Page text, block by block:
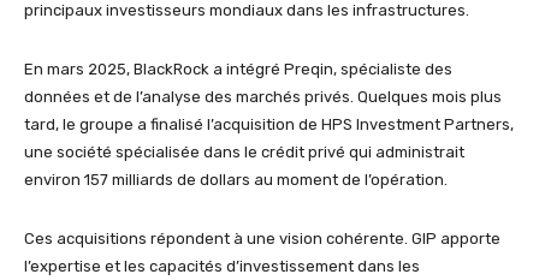
principaux investisseurs mondiaux dans les infrastructures.
En mars 2025, BlackRock a intégré Preqin, spécialiste des
données et de l’analyse des marchés privés. Quelques mois plus
tard, le groupe a finalisé l’acquisition de HPS Investment Partners,
une société spécialisée dans le crédit privé qui administrait
environ 157 milliards de dollars au moment de l’opération.
Ces acquisitions répondent à une vision cohérente. GIP apporte
l’expertise et les capacités d’investissement dans les